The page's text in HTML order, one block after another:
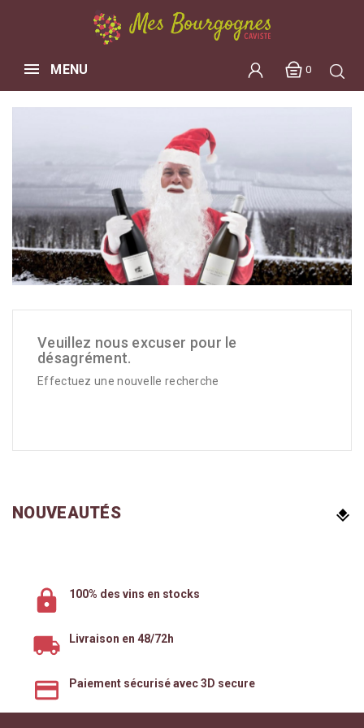
0
MENU
Veuillez nous excuser pour le
désagrément.
Effectuez une nouvelle recherche
NOUVEAUTÉS
100% des vins en stocks
Livraison en 48/72h
Paiement sécurisé avec 3D secure